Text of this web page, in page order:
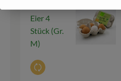
Eier 4
Stück (Gr.
M)
Auswahl ändern